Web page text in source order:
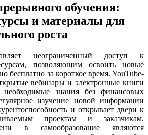
обучения:
и материалы для
роста
неограниченный доступ к
позволяющим освоить новые
бесплатно за короткое время. YouTube-
вебинары и электронные книги
знания без финансовых
изучение новой информации
и открывает двери к
проектам и заказчикам.
в самообразование являются